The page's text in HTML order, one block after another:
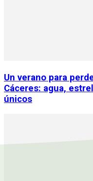
Un verano para
Cáceres: agua,
únicos